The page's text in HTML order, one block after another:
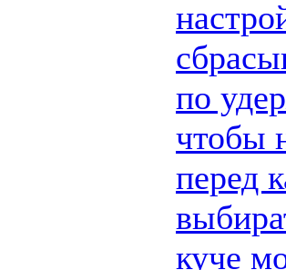
по
чтобы
перед
куче